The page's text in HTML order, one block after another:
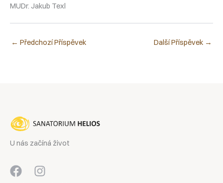
MUDr. Jakub Texl
← Předchozí Příspěvek Další Příspěvek →
U nás začíná život